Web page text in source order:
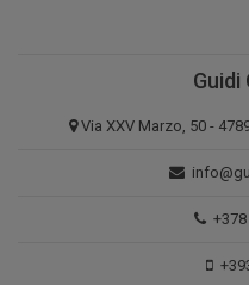
Guidi
Via XXV Marzo, 50 -